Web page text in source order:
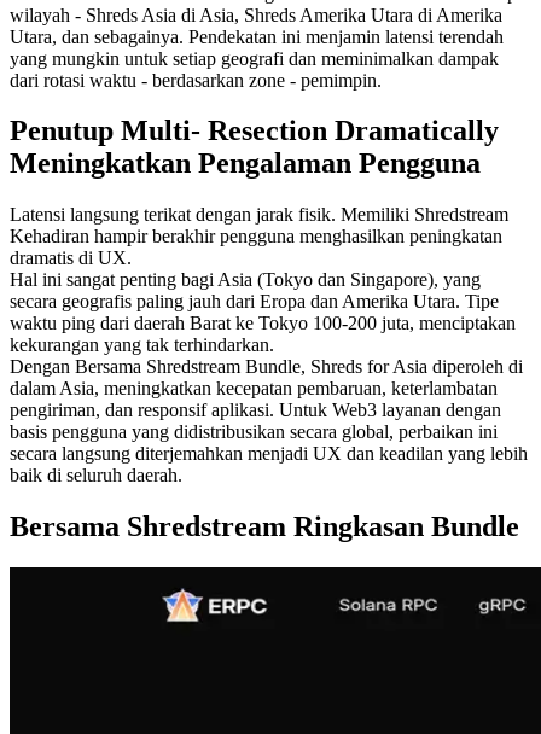
wilayah - Shreds Asia di Asia, Shreds Amerika Utara di Amerika
Utara, dan sebagainya. Pendekatan ini menjamin latensi terendah
yang mungkin untuk setiap geografi dan meminimalkan dampak
dari rotasi waktu - berdasarkan zone - pemimpin.
Penutup Multi- Resection Dramatically
Meningkatkan Pengalaman Pengguna
Latensi langsung terikat dengan jarak fisik. Memiliki Shredstream
Kehadiran hampir berakhir pengguna menghasilkan peningkatan
dramatis di UX.
Hal ini sangat penting bagi Asia (Tokyo dan Singapore), yang
secara geografis paling jauh dari Eropa dan Amerika Utara. Tipe
waktu ping dari daerah Barat ke Tokyo 100-200 juta, menciptakan
kekurangan yang tak terhindarkan.
Dengan Bersama Shredstream Bundle, Shreds for Asia diperoleh di
dalam Asia, meningkatkan kecepatan pembaruan, keterlambatan
pengiriman, dan responsif aplikasi. Untuk Web3 layanan dengan
basis pengguna yang didistribusikan secara global, perbaikan ini
secara langsung diterjemahkan menjadi UX dan keadilan yang lebih
baik di seluruh daerah.
Bersama Shredstream Ringkasan Bundle